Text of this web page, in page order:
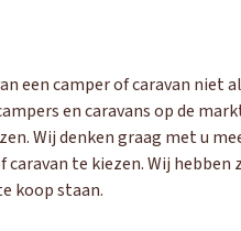
een camper of caravan niet
en caravans op de
Wij denken graag met u
te kiezen. Wij hebben
koop staan.